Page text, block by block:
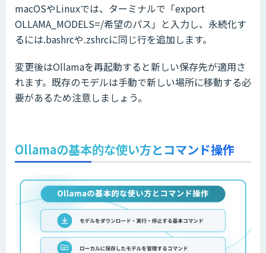
macOSやLinuxでは、ターミナルで「export
OLLAMA_MODELS=/希望のパス」と入力し、永続化す
るには.bashrcや.zshrcに同じ行を追加します。
変更後はOllamaを再起動すると新しい保存先が適用さ
れます。既存のモデルは手動で新しい場所に移動する必
要があるため注意しましょう。
Ollamaの基本的な使い方とコマンド操作